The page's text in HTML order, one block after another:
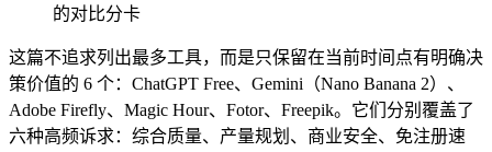
的对比分卡
这篇不追求列出最多工具，而是只保留在当前时间点有明确决
策价值的 6 个：ChatGPT Free、Gemini（Nano Banana 2）、
Adobe Firefly、Magic Hour、Fotor、Freepik。它们分别覆盖了
六种高频诉求：综合质量、产量规划、商业安全、免注册速